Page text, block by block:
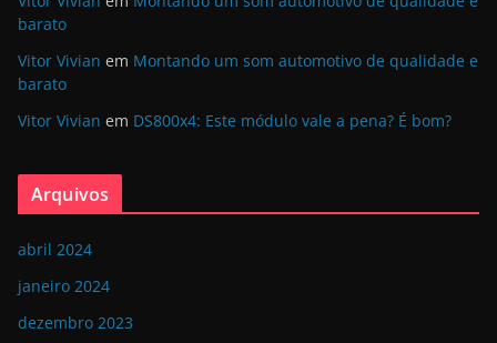
barato
Vitor Vivian em Montando um som automotivo de qualidade e
barato
Vitor Vivian em DS800x4: Este módulo vale a pena? É bom?
Arquivos
abril 2024
janeiro 2024
dezembro 2023